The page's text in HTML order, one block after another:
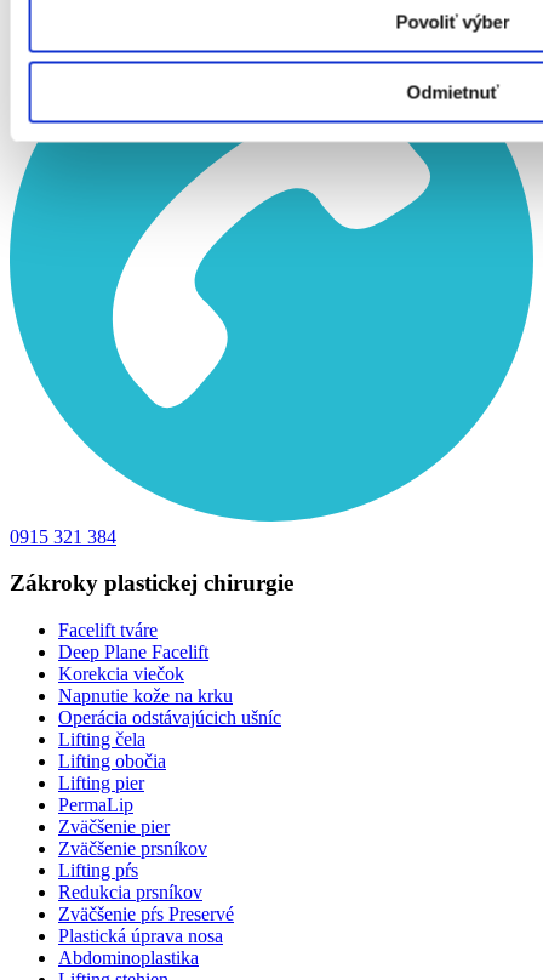
Povoliť výber
Odmietnuť
0915 321 384
Zákroky plastickej chirurgie
Facelift tváre
Deep Plane Facelift
Korekcia viečok
Napnutie kože na krku
Operácia odstávajúcich ušníc
Lifting čela
Lifting obočia
Lifting pier
PermaLip
Zväčšenie pier
Zväčšenie prsníkov
Lifting pŕs
Redukcia prsníkov
Zväčšenie pŕs Preservé
Plastická úprava nosa
Abdominoplastika